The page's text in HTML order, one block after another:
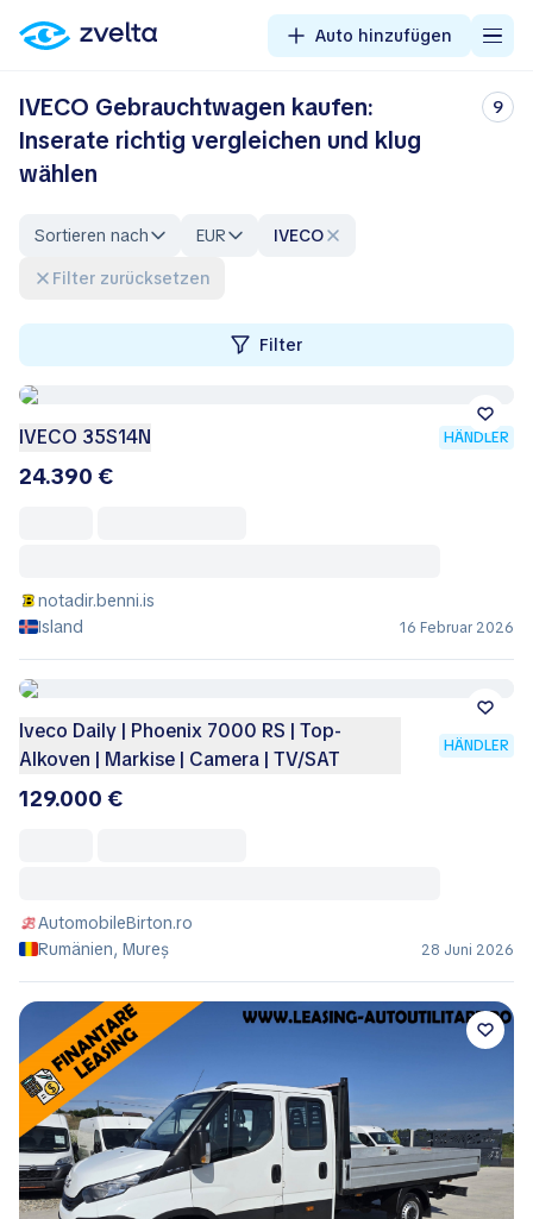
Auto hinzufügen
IVECO Gebrauchtwagen kaufen:
Inserate richtig vergleichen und klug
wählen
9
Sortieren nach EUR
IVECO
Filter zurücksetzen
Filter
IVECO 35S14N HÄNDLER
24.390 €
notadir.benni.is
Island
16 Februar 2026
Iveco Daily | Phoenix 7000 RS | Top-
Alkoven | Markise | Camera | TV/SAT
HÄNDLER
129.000 €
AutomobileBirton.ro
Rumänien, Mureș
28 Juni 2026